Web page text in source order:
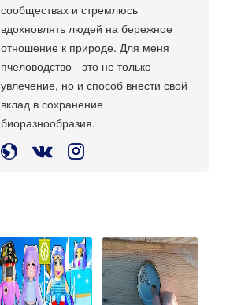
сообществах и стремлюсь
вдохновлять людей на бережное
отношение к природе. Для меня
пчеловодство - это не только
увлечение, но и способ внести свой
вклад в сохранение
биоразнообразия.